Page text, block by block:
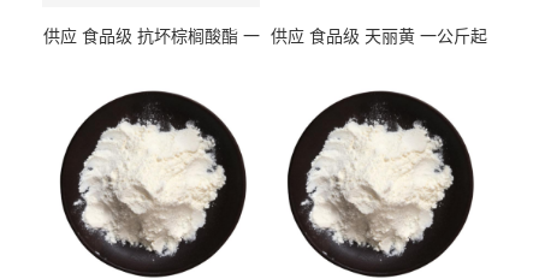
供应 食品级 抗坏棕榈酸酯 一
供应 食品级 天丽黄 一公斤起